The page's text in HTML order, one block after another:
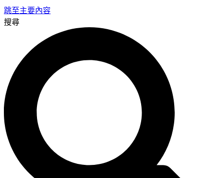
跳至主要內容
搜尋